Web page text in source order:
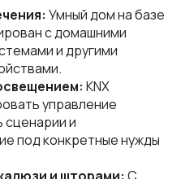
Умный дом на базе
с домашними
и другими
KNX
управление
и
под конкретные нужды
и шторами: С